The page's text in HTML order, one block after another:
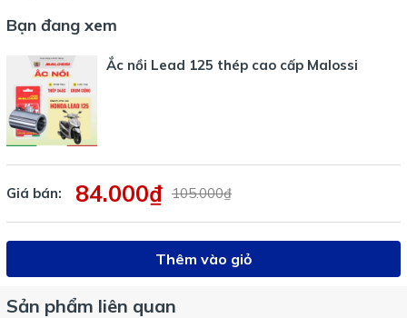
Bạn đang xem
Ắc nồi Lead 125 thép cao cấp Malossi
Giá bán: 84.000₫ 105.000₫
Thêm vào giỏ
Sản phẩm liên quan